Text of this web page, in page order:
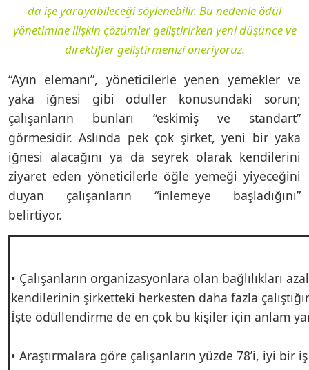
da işe yarayabileceği söylenebilir. Bu nedenle ödül
yönetimine ilişkin çözümler geliştirirken yeni düşünce ve
direktifler geliştirmenizi öneriyoruz.
“Ayın elemanı”, yöneticilerle yenen yemekler ve
yaka iğnesi gibi ödüller konusundaki sorun;
çalışanların bunları “eskimiş ve standart”
görmesidir. Aslında pek çok şirket, yeni bir yaka
iğnesi alacağını ya da seyrek olarak kendilerini
ziyaret eden yöneticilerle öğle yemeği yiyeceğini
duyan çalışanların “inlemeye başladığını”
belirtiyor.
• Çalışanların organizasyonlara olan bağlılıkları
kendilerinin şirketteki herkesten daha fazla
İşte ödüllendirme de en çok bu kişiler için anlam
• Araştırmalara göre çalışanların yüzde 78’i, iyi bir iş